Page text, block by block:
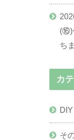
(⑯)
ち
カ
DIY
そ